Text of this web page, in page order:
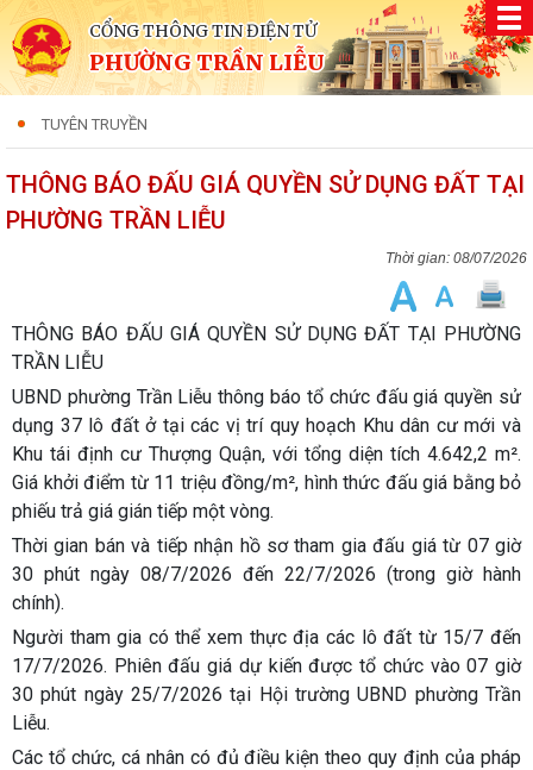
CỔNG THÔNG TIN ĐIỆN TỬ
PHƯỜNG TRẦN LIỄU
TUYÊN TRUYỀN
THÔNG BÁO ĐẤU GIÁ QUYỀN SỬ DỤNG ĐẤT TẠI
PHƯỜNG TRẦN LIỄU
08/07/2026
THÔNG BÁO ĐẤU GIÁ QUYỀN SỬ DỤNG ĐẤT TẠI PHƯỜNG
TRẦN LIỄU
UBND phường Trần Liễu thông báo tổ chức đấu giá quyền sử
dụng 37 lô đất ở tại các vị trí quy hoạch Khu dân cư mới và
Khu tái định cư Thượng Quận, với tổng diện tích 4.642,2 m².
Giá khởi điểm từ 11 triệu đồng/m², hình thức đấu giá bằng bỏ
phiếu trả giá gián tiếp một vòng.
Thời gian bán và tiếp nhận hồ sơ tham gia đấu giá từ 07 giờ
30 phút ngày 08/7/2026 đến 22/7/2026 (trong giờ hành
chính).
Người tham gia có thể xem thực địa các lô đất từ 15/7 đến
17/7/2026. Phiên đấu giá dự kiến được tổ chức vào 07 giờ
30 phút ngày 25/7/2026 tại Hội trường UBND phường Trần
Liễu.
Các tổ chức, cá nhân có đủ điều kiện theo quy định của pháp